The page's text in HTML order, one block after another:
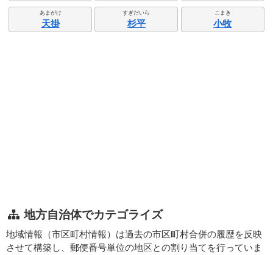
あまがけ
天掛
すぎだいら
杉平
こまき
小牧
地方自治体でカテゴライズ
地域情報（市区町村情報）は過去の市区町村合併の履歴を反映
させて構築し、郵便番号単位の地区との割り当てを行っていま